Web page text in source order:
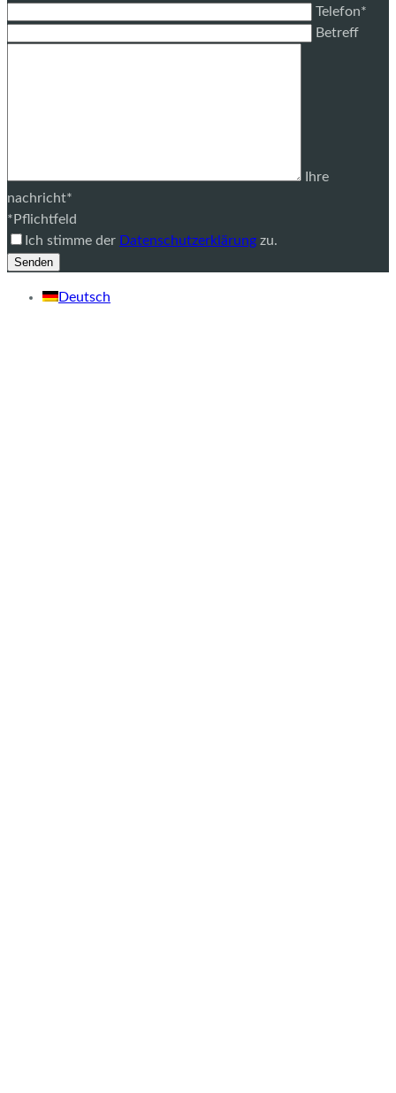
Telefon*
Betreff
Ihre
nachricht*
*Pflichtfeld
Ich stimme der Datenschutzerklärung zu.
Deutsch